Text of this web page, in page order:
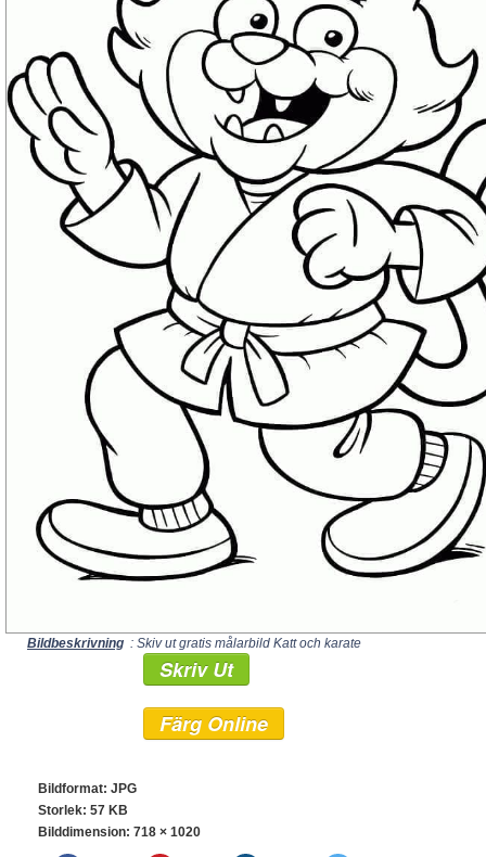
Bildbeskrivning : Skiv ut gratis målarbild Katt och karate
Skriv Ut
Färg Online
Bildformat: JPG
Storlek: 57 KB
Bilddimension: 718 × 1020